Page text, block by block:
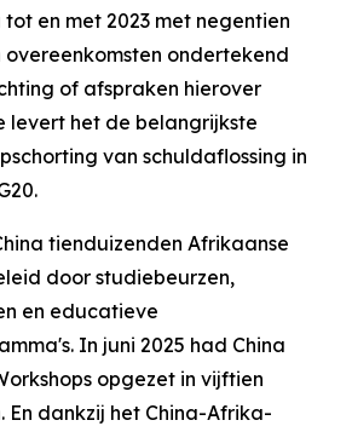
en met 2023 met negentien
ondertekend
of afspraken hierover
levert het de belangrijkste
van schuldaflossing in
tienduizenden Afrikaanse
door studiebeurzen,
en educatieve
In juni 2025 had China
opgezet in vijftien
En dankzij het China-Afrika-